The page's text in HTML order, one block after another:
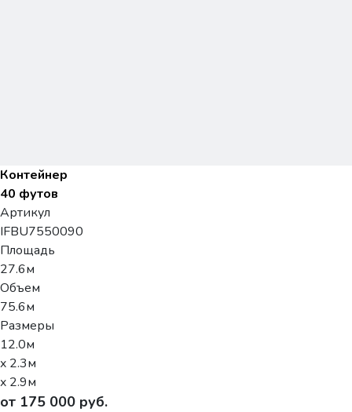
Контейнер
40 футов
Артикул
IFBU7550090
Площадь
27.6м
Объем
75.6м
Размеры
12.0м
x 2.3м
x 2.9м
от 175 000 руб.